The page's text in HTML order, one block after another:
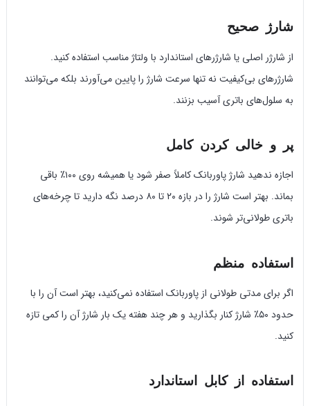
شارژ صحیح
از شارژر اصلی یا شارژرهای استاندارد با ولتاژ مناسب استفاده کنید.
شارژرهای بی‌کیفیت نه تنها سرعت شارژ را پایین می‌آورند بلکه می‌توانند
به سلول‌های باتری آسیب بزنند.
پر و خالی کردن کامل
اجازه ندهید شارژ پاوربانک کاملاً صفر شود یا همیشه روی ۱۰۰٪ باقی
بماند. بهتر است شارژ را در بازه ۲۰ تا ۸۰ درصد نگه دارید تا چرخه‌های
باتری طولانی‌تر شوند.
استفاده منظم
اگر برای مدتی طولانی از پاوربانک استفاده نمی‌کنید، بهتر است آن را با
حدود ۵۰٪ شارژ کنار بگذارید و هر چند هفته یک بار شارژ آن را کمی تازه
کنید.
استفاده از کابل استاندارد